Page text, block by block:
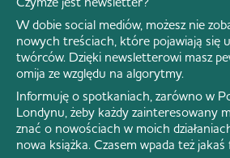
W dobie social mediów, możesz nie
nowych treściach, które pojawiają się
twórców. Dzięki newsletterowi masz
omija ze względu na algorytmy.
Informuję o spotkaniach, zarówno w
Londynu, żeby każdy zainteresowany
znać o nowościach w moich
nowa książka. Czasem wpada też